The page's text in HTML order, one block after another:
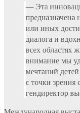
— Эта
предназначена
или иных
диалога и
всех областях
внимание мы
мечтаний
с точки
гендиректор